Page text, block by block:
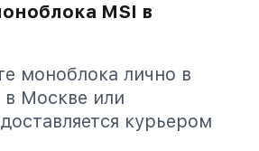
MSI в
моноблока лично в
Москве или
курьером